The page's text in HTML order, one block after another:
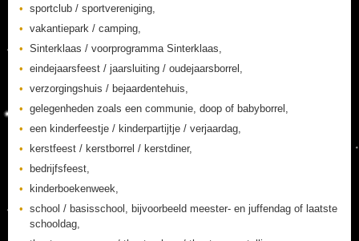
sportclub / sportvereniging,
vakantiepark / camping,
Sinterklaas / voorprogramma Sinterklaas,
eindejaarsfeest / jaarsluiting / oudejaarsborrel,
verzorgingshuis / bejaardentehuis,
gelegenheden zoals een communie, doop of babyborrel,
een kinderfeestje / kinderpartijtje / verjaardag,
kerstfeest / kerstborrel / kerstdiner,
bedrijfsfeest,
kinderboekenweek,
school / basisschool, bijvoorbeeld meester- en juffendag of laatste
schooldag,